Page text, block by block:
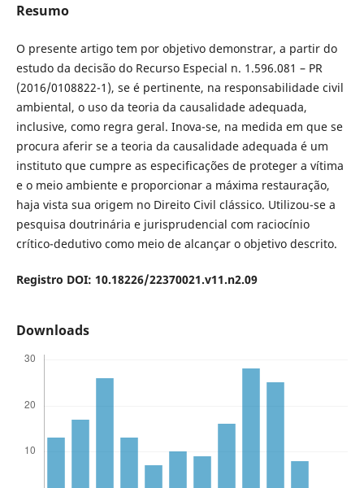
Resumo
O presente artigo tem por objetivo demonstrar, a partir do
estudo da decisão do Recurso Especial n. 1.596.081 – PR
(2016/0108822-1), se é pertinente, na responsabilidade civil
ambiental, o uso da teoria da causalidade adequada,
inclusive, como regra geral. Inova-se, na medida em que se
procura aferir se a teoria da causalidade adequada é um
instituto que cumpre as especificações de proteger a vítima
e o meio ambiente e proporcionar a máxima restauração,
haja vista sua origem no Direito Civil clássico. Utilizou-se a
pesquisa doutrinária e jurisprudencial com raciocínio
crítico-dedutivo como meio de alcançar o objetivo descrito.
Registro DOI: 10.18226/22370021.v11.n2.09
Downloads